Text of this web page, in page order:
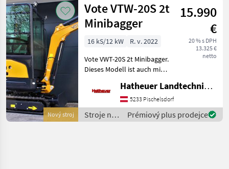
Kategorie 4 Země Filtry
AKTUÁLNÍ
CESTA
stavebná
technika
Stroje
Na
Stavbu
Mini
Obnovit
Zobrazit
výsledků
Nový stroj
Vote VTW-20S 2t
Minibagger
15.990
€
20 % s DPH
13.325 €
netto
16 kS/12 kW
R. v. 2022
Vote VWT-20S 2t Minibagger.
Dieses Modell ist auch mit
16.990€ inkl. Mwst ) - 3
Zylinder Kubota Motor -
Max. Grabtiefe: 2120mm
Hatheuer Landtechnik GmbH & Co.KG.
5233 Pischelsdorf
Stroje na
stavbu /
Prémiový plus prodejce